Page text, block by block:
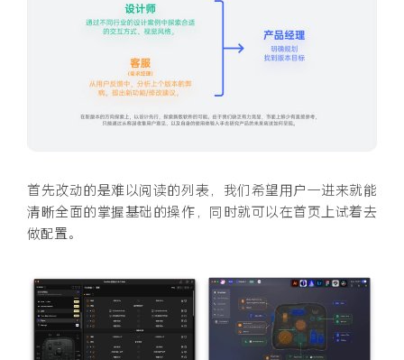
首先改动的是难以阅读的列表，我们希望用户一进来就能
清晰全面的掌握基础的操作，同时就可以在首页上试着去
做配置。